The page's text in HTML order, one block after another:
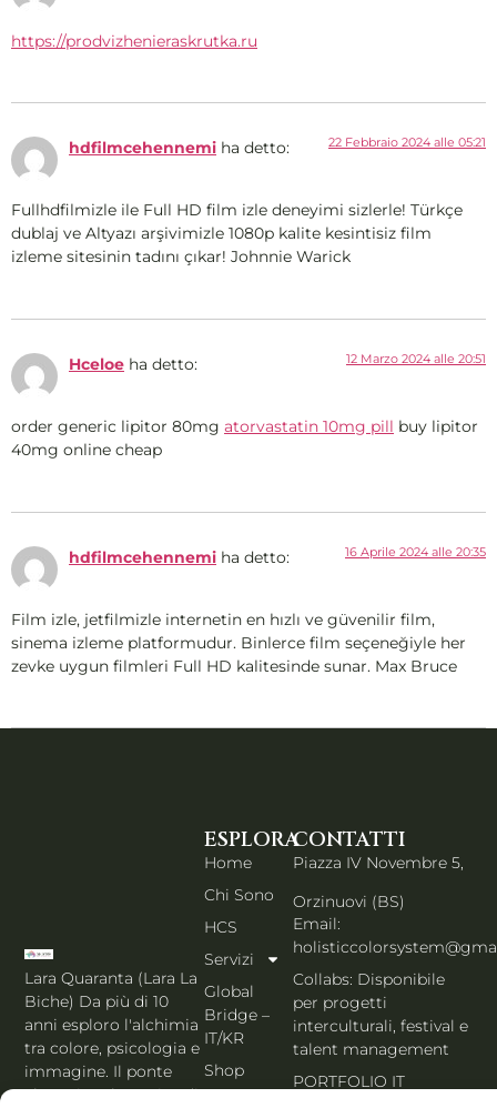
https://prodvizhenieraskrutka.ru
hdfilmcehennemi ha detto: 22 Febbraio 2024 alle 05:21
Fullhdfilmizle ile Full HD film izle deneyimi sizlerle! Türkçe
dublaj ve Altyazı arşivimizle 1080p kalite kesintisiz film
izleme sitesinin tadını çıkar! Johnnie Warick
Hceloe ha detto: 12 Marzo 2024 alle 20:51
order generic lipitor 80mg atorvastatin 10mg pill buy lipitor
40mg online cheap
hdfilmcehennemi ha detto: 16 Aprile 2024 alle 20:35
Film izle, jetfilmizle internetin en hızlı ve güvenilir film,
sinema izleme platformudur. Binlerce film seçeneğiyle her
zevke uygun filmleri Full HD kalitesinde sunar. Max Bruce
Lara Quaranta (Lara La
Biche) Da più di 10
anni esploro l'alchimia
tra colore, psicologia e
immagine. Il ponte
che unisce l'estetica di
ESPLORA
Home
Chi Sono
HCS
Servizi
Global
Bridge –
IT/KR
Shop
CONTATTI
Piazza IV Novembre 5,
Orzinuovi (BS)
Email:
Collabs: Disponibile
per progetti
interculturali, festival e
talent management
PORTFOLIO IT